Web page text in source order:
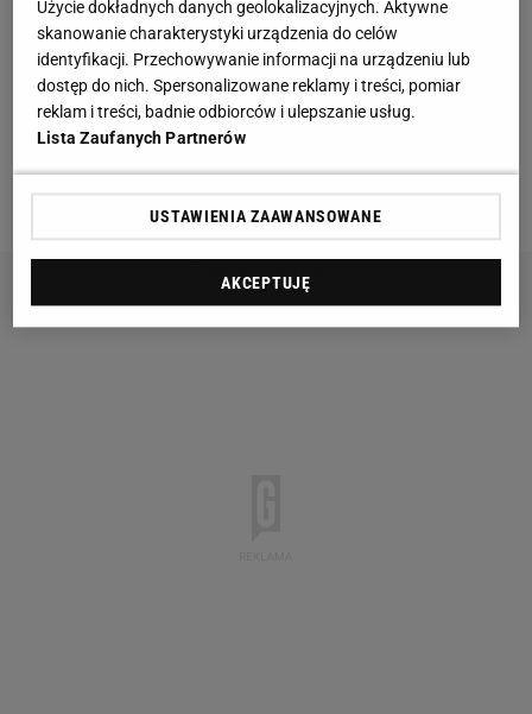
1. Uczestnikami Konkursu mogą być osoby fizyczne,
pełnoletnie, posiadające pełną zdolność do
czynności prawnych oraz zamieszkałe na stałe na
terenie Rzeczypospolitej Polskiej, które spełnią
Konkursie jest nieodpłatne.
Użycie dokładnych danych geolokalizacyjnych. Aktywne
skanowanie charakterystyki urządzenia do celów
identyfikacji. Przechowywanie informacji na urządzeniu lub
dostęp do nich. Spersonalizowane reklamy i treści, pomiar
reklam i treści, badnie odbiorców i ulepszanie usług.
Lista Zaufanych Partnerów
USTAWIENIA ZAAWANSOWANE
AKCEPTUJĘ